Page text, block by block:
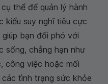
thể để quản lý hành
kiểu suy nghĩ tiêu cực
bạn đối phó với
sống, chẳng hạn như
công việc hoặc mối
các tình trạng sức khỏe